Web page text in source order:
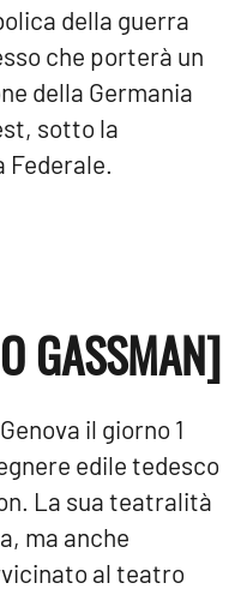
della guerra
che porterà un
della Germania
sotto la
Federale.
GASSMAN]
il giorno 1
edile tedesco
La sua teatralità
ma anche
al teatro